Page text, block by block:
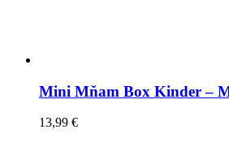
Mini Mňam Box Kinder –
13,99 €